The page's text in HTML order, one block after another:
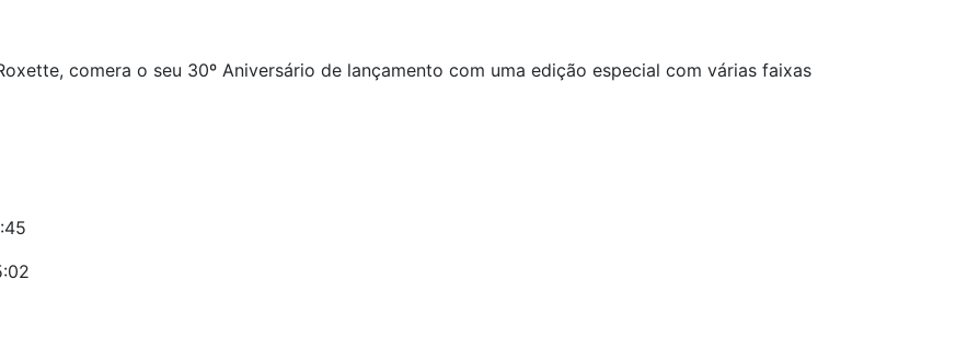
comera o seu 30º Aniversário de lançamento com uma edição especial com várias faixas